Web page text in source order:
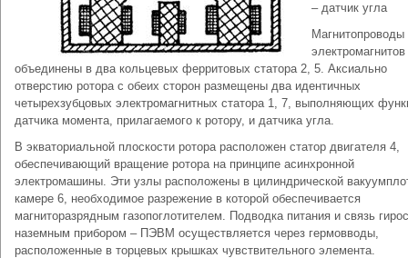
– датчик угла
Магнитопроводы
электромагнитов
объединены в два кольцевых ферритовых статора 2, 5. Аксиально
отверстию ротора с обеих сторон размещены два идентичных
четырехзубцовых электромагнитных статора 1, 7, выполняющих
датчика момента, прилагаемого к ротору, и датчика угла.
В экваториальной плоскости ротора расположен статор двигателя 4,
обеспечивающий вращение ротора на принципе асинхронной
электромашины. Эти узлы расположены в цилиндрической
камере 6, необходимое разрежение в которой обеспечивается
магниторазрядным газопоглотителем. Подводка питания и связь
наземным прибором – ПЭВМ осуществляется через гермовводы,
расположенные в торцевых крышках чувствительного элемента.